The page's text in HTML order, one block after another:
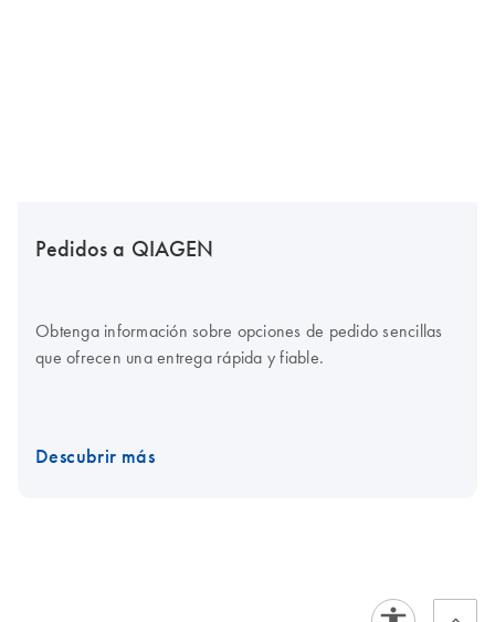
Pedidos a QIAGEN
Obtenga información sobre opciones de pedido sencillas
que ofrecen una entrega rápida y fiable.
Descubrir más